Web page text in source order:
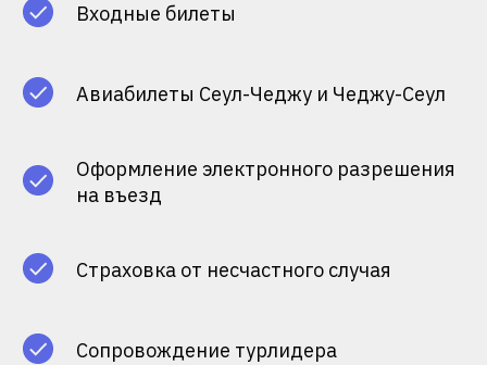
Входные билеты
Авиабилеты Сеул-Чеджу и Чеджу-Сеул
Оформление электронного разрешения
на въезд
Страховка от несчастного случая
Сопровождение турлидера